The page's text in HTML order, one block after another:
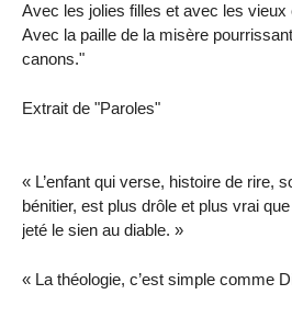
Avec les jolies filles et avec les vieux
Avec la paille de la misère
canons."
Extrait de "Paroles"
« L’enfant qui verse, histoire de rire,
bénitier, est plus drôle et plus vrai
jeté le sien au diable. »
« La théologie, c’est simple comme